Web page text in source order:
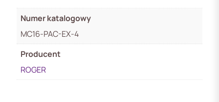
Numer katalogowy
MC16-PAC-EX-4
Producent
ROGER